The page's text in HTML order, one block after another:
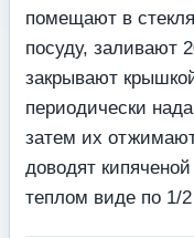
помещают в
посуду, заливают
закрывают
периодически
затем их
доводят
теплом виде по 1/